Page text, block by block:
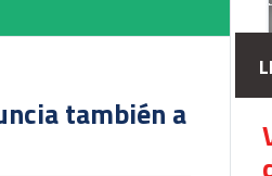
también a